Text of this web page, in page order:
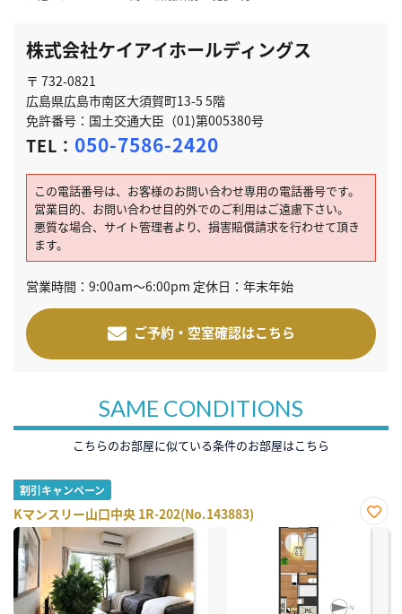
株式会社ケイアイホールディングス
〒 732-0821
広島県広島市南区大須賀町13-5 5階
免許番号：国土交通大臣（01)第005380号
TEL： 050-7586-2420
この電話番号は、お客様のお問い合わせ専用の電話番号です。
営業目的、お問い合わせ目的外でのご利用はご遠慮下さい。
悪質な場合、サイト管理者より、損害賠償請求を行わせて頂き
ます。
営業時間：9:00am～6:00pm 定休日：年末年始
ご予約・空室確認はこちら
SAME CONDITIONS
こちらのお部屋に似ている条件のお部屋はこちら
割引キャンペーン
Kマンスリー山口中央 1R-202(No.143883)
お気